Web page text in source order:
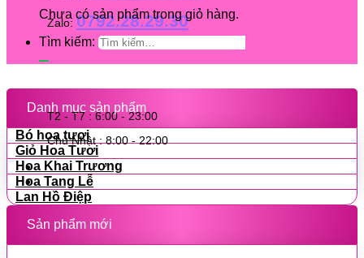
Zalo: 0792.28.29.30
T2 - T7 : 6:00 - 23:00
Chủ Nhật : 8:00 - 22:00
Chưa có sản phẩm trong giỏ hàng.
Tìm kiếm:
Danh mục sản phẩm
Bó hoa tươi
Giỏ Hoa Tươi
Hoa Khai Trương
Hoa Tang Lễ
Lan Hồ Điệp
Sản phẩm mới